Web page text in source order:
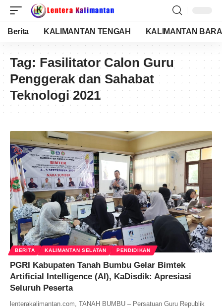
Berita KALIMANTAN TENGAH KALIMANTAN
Tag: Fasilitator Calon Guru
Penggerak dan Sahabat
Teknologi 2021
BERITA KALIMANTAN SELATAN PENDIDIKAN
PGRI Kabupaten Tanah Bumbu Gelar Bimtek
Artificial Intelligence (AI), KaDisdik: Apresiasi
Seluruh Peserta
lenterakalimantan.com, TANAH BUMBU – Persatuan Guru Republik